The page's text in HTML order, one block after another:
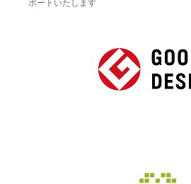
ポートいたします